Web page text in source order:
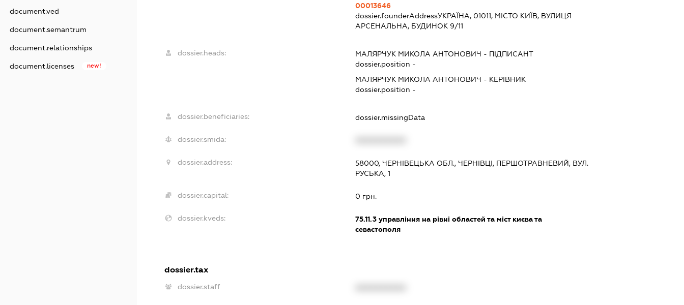
document.ved
document.semantrum
document.relationships
document.licenses new!
00013646
dossier.founderAddressУКРАЇНА, 01011, МІСТО КИЇВ, ВУЛИЦЯ
АРСЕНАЛЬНА, БУДИНОК 9/11
dossier.heads: МАЛЯРЧУК МИКОЛА АНТОНОВИЧ - ПІДПИСАНТ
dossier.position -
МАЛЯРЧУК МИКОЛА АНТОНОВИЧ - КЕРІВНИК
dossier.position -
dossier.beneficiaries: dossier.missingData
dossier.smida:
dossier.address:
58000, ЧЕРНІВЕЦЬКА ОБЛ., ЧЕРНІВЦІ, ПЕРШОТРАВНЕВИЙ, ВУЛ.
РУСЬКА, 1
dossier.capital: 0 грн.
dossier.kveds: 75.11.3управління на рівні областей та міст києва та
севастополя
dossier.tax
dossier.staff